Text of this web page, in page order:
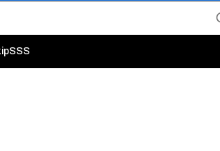
Perakende Satış Avantajını Kaçırmayın!"
Özel: Stok Önceliği ve Proje Fiyatları."
SSS